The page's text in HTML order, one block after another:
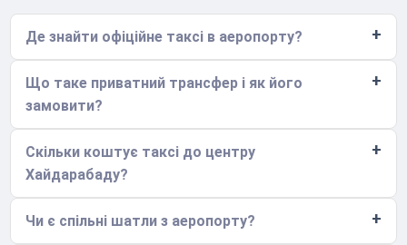
Де знайти офіційне таксі в аеропорту?
Що таке приватний трансфер і як його
замовити?
Скільки коштує таксі до центру
Хайдарабаду?
Чи є спільні шатли з аеропорту?